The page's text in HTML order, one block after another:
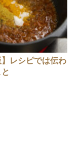
】レシピでは伝わ